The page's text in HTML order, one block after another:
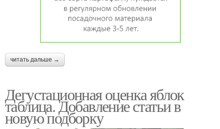
читать дальше →
Дегустационная оценка яблок
таблица. Добавление статьи в
новую подборку